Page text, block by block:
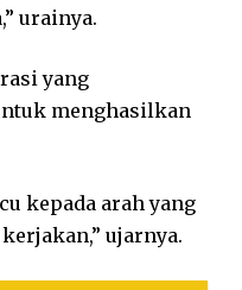
urainya.
yang
menghasilkan
kepada arah yang
ujarnya.